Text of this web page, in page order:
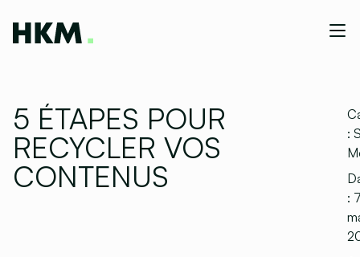
5 ÉTAPES POUR
RECYCLER VOS
CONTENUS
:
: